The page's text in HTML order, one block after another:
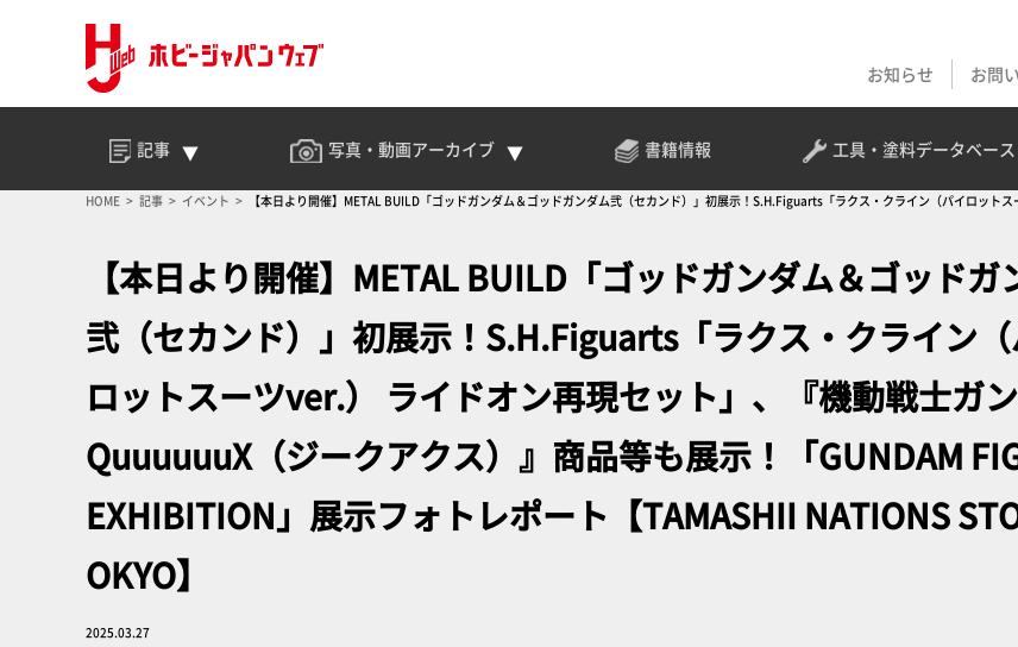
お知らせ
お問
記事 写真・動画アーカイブ 書籍情報 工具・塗料データベース
HOME 記事 イベント
【本日より開催】METAL BUILD「ゴッドガンダム＆ゴッドガンダム弐（セカンド）」初展示！S.H.Figuarts「ラクス・クライン（パイロッ
【本日より開催】METAL BUILD「ゴッドガンダム＆ゴッドガ
弐（セカンド）」初展示！S.H.Figuarts「ラクス・クライン
ロットスーツver.） ライドオン再現セット」、『機動戦士ガ
QuuuuuuX（ジークアクス）』商品等も展示！「GUNDAM
EXHIBITION」展示フォトレポート【TAMASHII NATIONS
OKYO】
2025.03.27